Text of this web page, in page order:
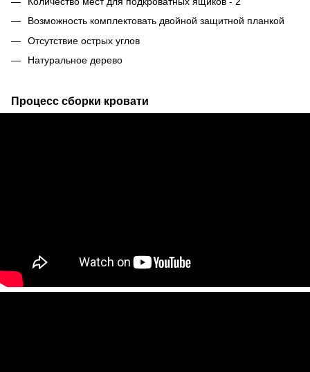
Возможность комплектовать двойной защитной планкой
Отсутствие острых углов
Натуральное дерево
Процесс сборки кровати